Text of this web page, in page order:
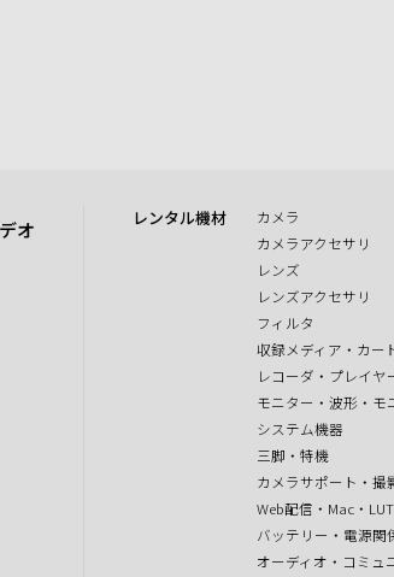
オ レンタル機材
カメラ
カメラアクセサリ
レンズ
レンズアクセサリ
フィルタ
収録メディア・カー
レコーダ・プレイヤ
モニター・波形・モ
システム機器
三脚・特機
カメラサポート・撮
Web配信・Mac・
バッテリー・電源関
オーディオ・コミュ